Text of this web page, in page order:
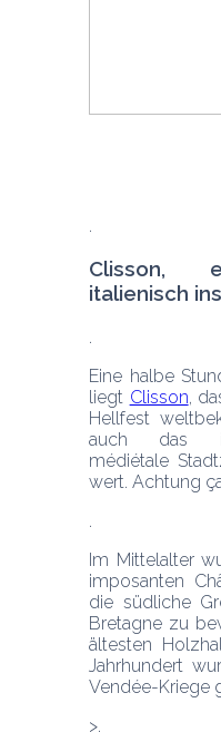
Clisson,
italienisch
Eine halbe
liegt Clisson,
Hellfest
auch das
médiétale
wert. Achtung
Im Mittelalter
imposanten
die südliche
Bretagne zu
ältesten
Jahrhundert
Vendée-Kriege